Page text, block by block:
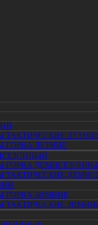
ЛЕТНИЕ
ГОРКА
ГОРКА ЗИМНИЕ